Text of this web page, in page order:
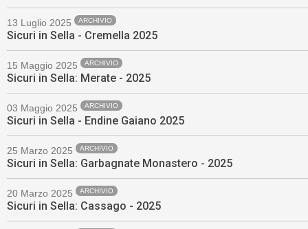
13 Luglio 2025 ARCHIVIO
Sicuri in Sella - Cremella 2025
15 Maggio 2025 ARCHIVIO
Sicuri in Sella: Merate - 2025
03 Maggio 2025 ARCHIVIO
Sicuri in Sella - Endine Gaiano 2025
25 Marzo 2025 ARCHIVIO
Sicuri in Sella: Garbagnate Monastero - 2025
20 Marzo 2025 ARCHIVIO
Sicuri in Sella: Cassago - 2025